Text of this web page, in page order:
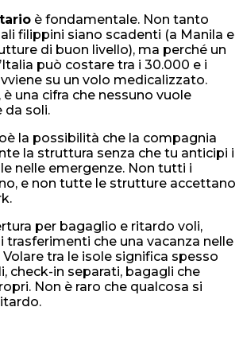
è fondamentale. Non tanto
filippini siano scadenti (a Manila e
di buon livello), ma perché un
può costare tra i 30.000 e i
su un volo medicalizzato.
una cifra che nessuno vuole
da soli.
la possibilità che la compagnia
la struttura senza che tu anticipi i
nelle emergenze. Non tutti i
e non tutte le strutture accettano
per bagaglio e ritardo voli,
trasferimenti che una vacanza nelle
tra le isole significa spesso
check-in separati, bagagli che
Non è raro che qualcosa si